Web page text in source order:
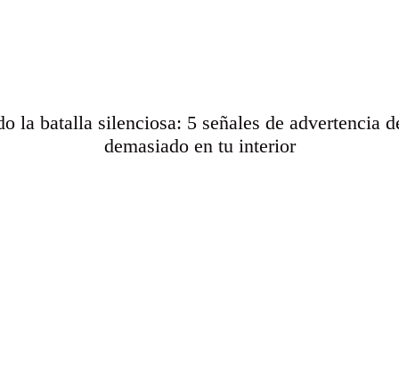
la batalla silenciosa: 5 señales de advertencia
demasiado en tu interior